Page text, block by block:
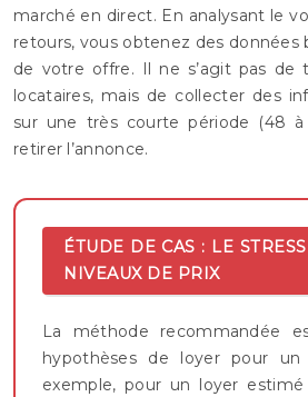
marché en direct. En analysant le
retours, vous obtenez des données
de votre offre. Il ne s’agit pas de
locataires, mais de collecter des
sur une très courte période (48
retirer l’annonce.
ÉTUDE DE CAS : LE
NIVEAUX DE PRIX
La méthode recommandée
hypothèses de loyer pour
exemple, pour un loyer